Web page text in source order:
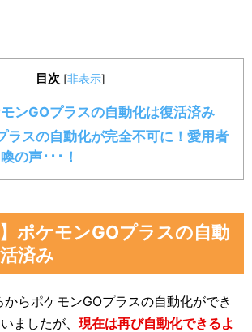
目次 [非表示]
モンGOプラスの自動化は復活済み
ラスの自動化が完全不可に！愛用者
の声･･･！
】ポケモンGOプラスの自動
済み
らポケモンGOプラスの自動化ができ
ましたが、 現在は再び自動化できるよ